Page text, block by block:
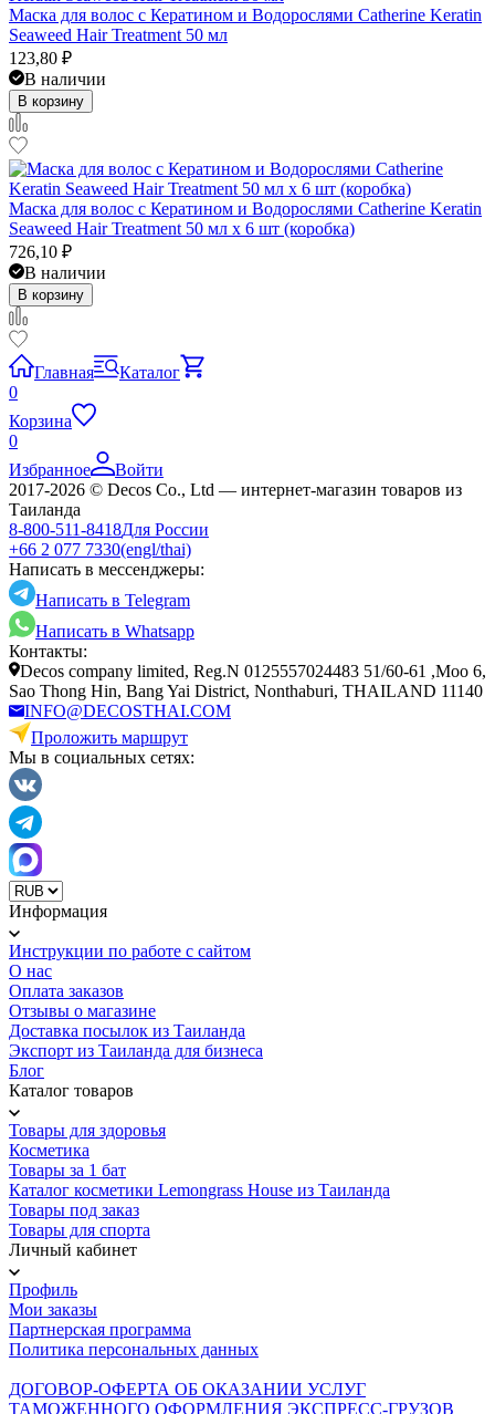
Маска для волос с Кератином и Водорослями Catherine Keratin
Seaweed Hair Treatment 50 мл
123,80 ₽
В наличии
В корзину
Маска для волос с Кератином и Водорослями Catherine Keratin
Seaweed Hair Treatment 50 мл x 6 шт (коробка)
726,10 ₽
В наличии
В корзину
Главная
Каталог
0
Корзина
0
Избранное
Войти
2017-2026 © Decos Co., Ltd — интернет-магазин товаров из
Таиланда
8-800-511-8418Для России
+66 2 077 7330(engl/thai)
Написать в мессенджеры:
Написать в Telegram
Написать в Whatsapp
Контакты:
Decos company limited, Reg.N 0125557024483 51/60-61 ,Moo 6,
Sao Thong Hin, Bang Yai District, Nonthaburi, THAILAND 11140
INFO@DECOSTHAI.COM
Проложить маршрут
Мы в социальных сетях:
Информация
Инструкции по работе с сайтом
О нас
Оплата заказов
Отзывы о магазине
Доставка посылок из Таиланда
Экспорт из Таиланда для бизнеса
Блог
Каталог товаров
Товары для здоровья
Косметика
Товары за 1 бат
Каталог косметики Lemongrass House из Таиланда
Товары под заказ
Товары для спорта
Личный кабинет
Профиль
Мои заказы
Партнерская программа
Политика персональных данных
ДОГОВОР-ОФЕРТА ОБ ОКАЗАНИИ УСЛУГ
ТАМОЖЕННОГО ОФОРМЛЕНИЯ ЭКСПРЕСС-ГРУЗОВ